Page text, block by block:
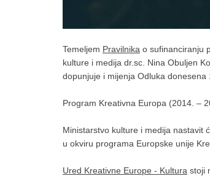
Temeljem Pravilnika o sufinanciranju
kulture i medija dr.sc. Nina Obuljen
dopunjuje i mijenja Odluka donesena
Program Kreativna Europa (2014. –
Ministarstvo kulture i medija nastavit
u okviru programa Europske unije
Ured Kreativne Europe - Kultura stoji